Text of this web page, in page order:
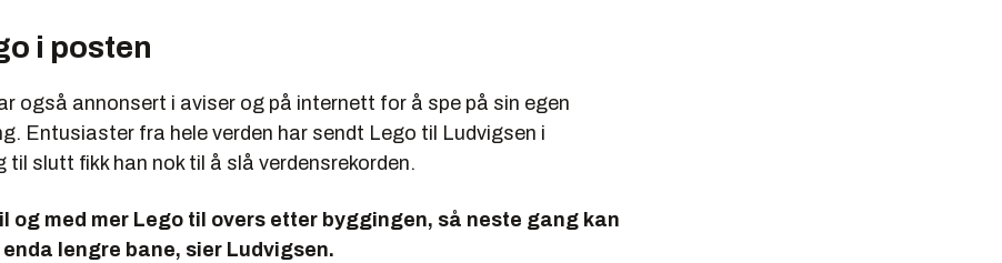
i posten
også annonsert i aviser og på internett for å spe på sin egen
Entusiaster fra hele verden har sendt Lego til Ludvigsen i
til slutt fikk han nok til å slå verdensrekorden.
og med mer Lego til overs etter byggingen, så neste gang kan
lengre bane, sier Ludvigsen.